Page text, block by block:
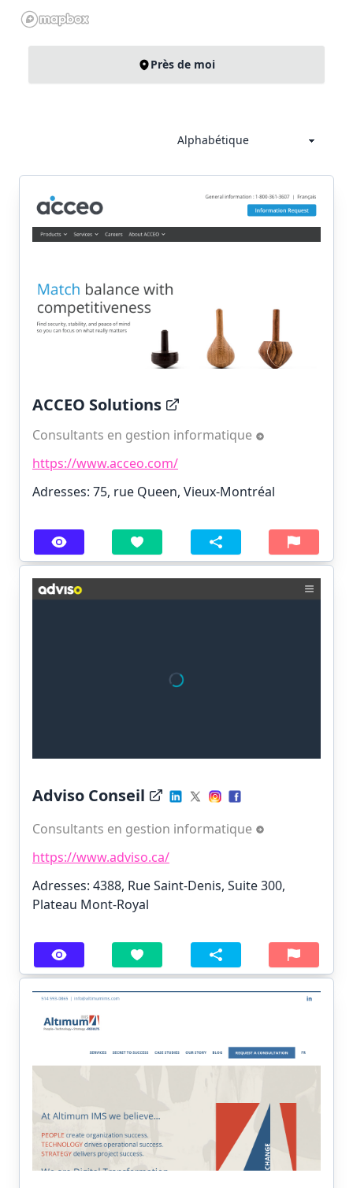
Près de moi
ACCEO Solutions
Consultants en gestion informatique
https://www.acceo.com/
Adresses: 75, rue Queen, Vieux-Montréal
Adviso Conseil
Consultants en gestion informatique
https://www.adviso.ca/
Adresses: 4388, Rue Saint-Denis, Suite 300,
Plateau Mont-Royal